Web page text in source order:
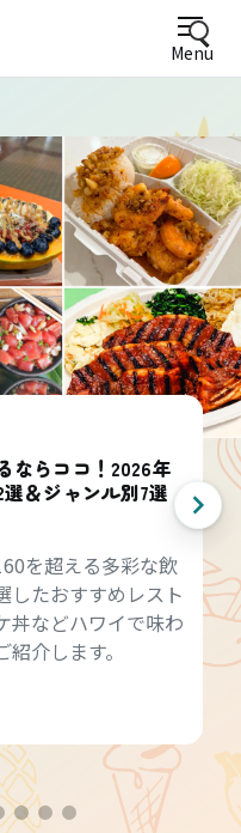
Menu
ならココ！2026年
＆ジャンル別7選
を超える多彩な飲
したおすすめレスト
丼などハワイで味わ
介します。